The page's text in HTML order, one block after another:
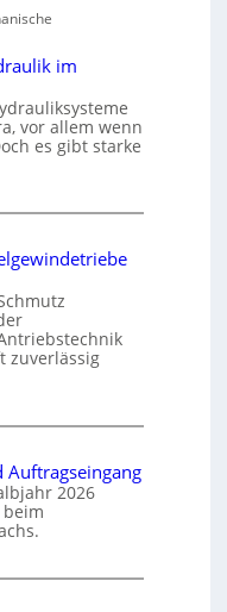
im
vor allem wenn
es gibt starke
zuverlässig
Auftragseingang
2026